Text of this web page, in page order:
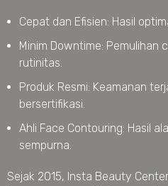
Cepat dan Efisien: Hasil
Minim Downtime: Pemulihan
rutinitas.
Produk Resmi: Keamanan
bersertifikasi.
Ahli Face Contouring: Hasil
sempurna.
Sejak 2015, Insta Beauty